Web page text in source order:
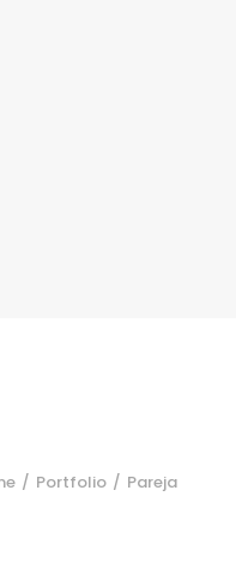
Portfolio Pareja